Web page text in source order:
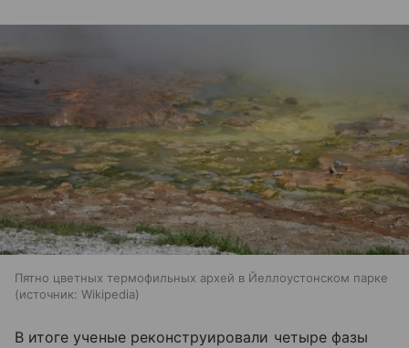
Пятно цветных термофильных архей в Йеллоустонском парке
источник: Wikipedia
В итоге ученые реконструировали четыре фазы